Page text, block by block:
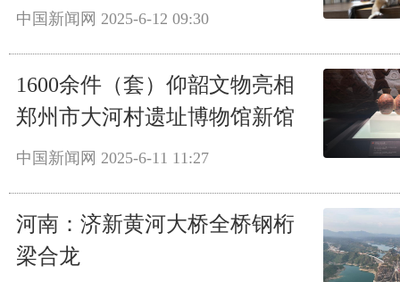
中国新闻网 2025-6-12 09:30
1600余件（套）仰韶文物亮相
郑州市大河村遗址博物馆新馆
中国新闻网 2025-6-11 11:27
河南：济新黄河大桥全桥钢桁
梁合龙